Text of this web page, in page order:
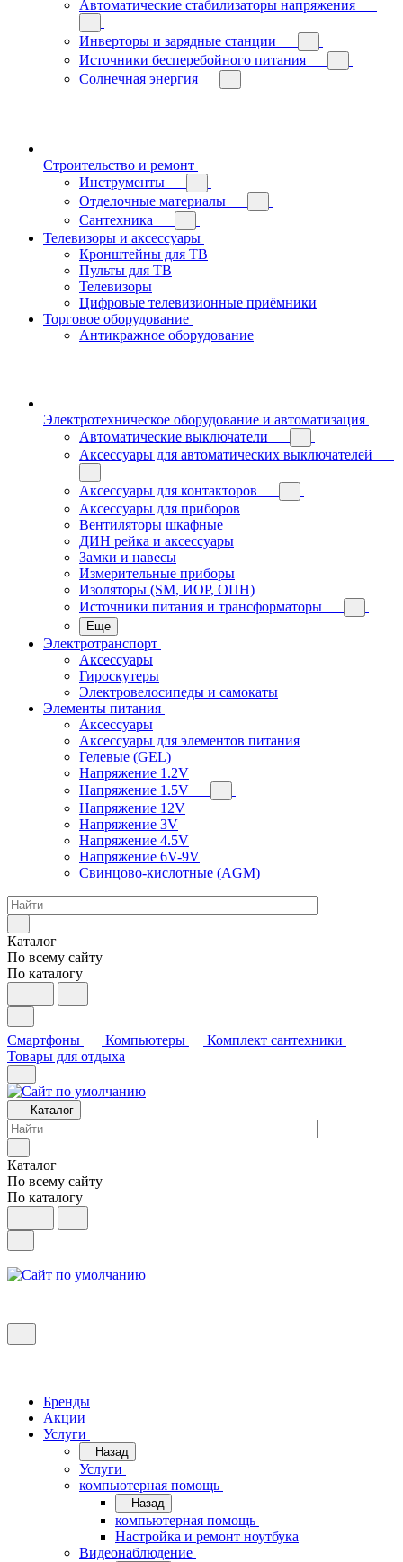
Автоматические стабилизаторы напряжения
Инверторы и зарядные станции
Источники бесперебойного питания
Солнечная энергия
Строительство и ремонт
Инструменты
Отделочные материалы
Сантехника
Телевизоры и аксессуары
Кронштейны для ТВ
Пульты для ТВ
Телевизоры
Цифровые телевизионные приёмники
Торговое оборудование
Антикражное оборудование
Электротехническое оборудование и автоматизация
Автоматические выключатели
Аксессуары для автоматических выключателей
Аксессуары для контакторов
Аксессуары для приборов
Вентиляторы шкафные
ДИН рейка и аксессуары
Замки и навесы
Измерительные приборы
Изоляторы (SM, ИОР, ОПН)
Источники питания и трансформаторы
Еще
Электротранспорт
Аксессуары
Гироскутеры
Электровелосипеды и самокаты
Элементы питания
Аксессуары
Аксессуары для элементов питания
Гелевые (GEL)
Напряжение 1.2V
Напряжение 1.5V
Напряжение 12V
Напряжение 3V
Напряжение 4.5V
Напряжение 6V-9V
Свинцово-кислотные (AGM)
Каталог
По всему сайту
По каталогу
Смартфоны Компьютеры
Комплект сантехники
Товары для отдыха
Каталог
Каталог
По всему сайту
По каталогу
Бренды
Акции
Услуги
Назад
Услуги
компьютерная помощь
Назад
компьютерная помощь
Настройка и ремонт ноутбука
Видеонаблюдение